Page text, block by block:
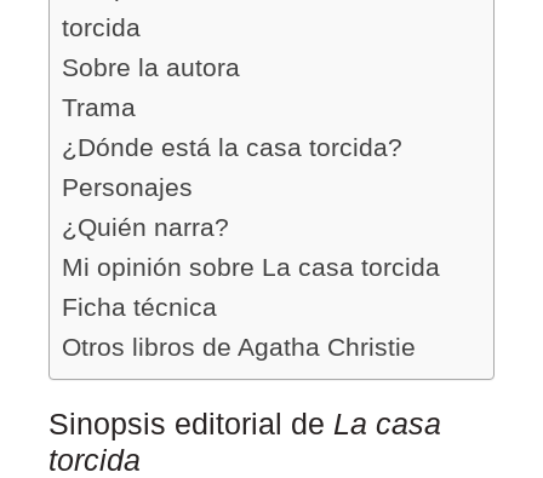
torcida
Sobre la autora
Trama
¿Dónde está la casa torcida?
Personajes
¿Quién narra?
Mi opinión sobre La casa torcida
Ficha técnica
Otros libros de Agatha Christie
Sinopsis editorial de La casa
torcida